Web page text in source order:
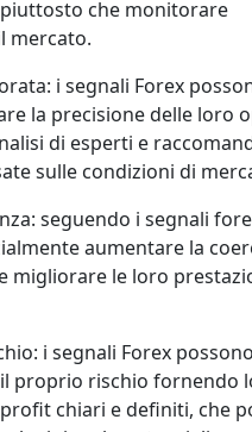
che monitorare
mercato.
i segnali Forex
la precisione delle loro
di esperti e
sulle condizioni di
seguendo i segnali
aumentare la
migliorare le loro
i segnali Forex
proprio rischio fornendo
chiari e definiti, che